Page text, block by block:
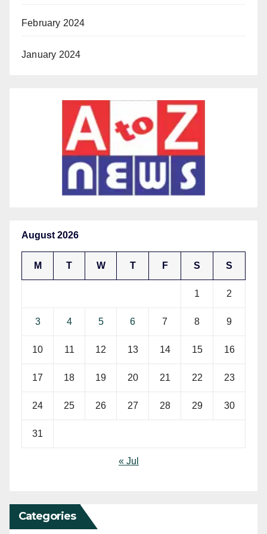
February 2024
January 2024
August 2026
M T W T F S S
1 2
3 4 5 6 7 8 9
10 11 12 13 14 15 16
17 18 19 20 21 22 23
24 25 26 27 28 29 30
31
« Jul
Categories